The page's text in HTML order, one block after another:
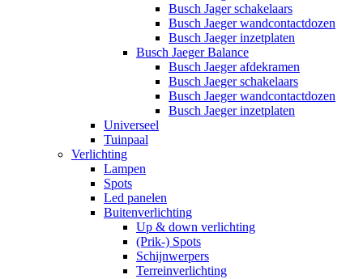
Busch Jager schakelaars
Busch Jaeger wandcontactdozen
Busch Jaeger inzetplaten
Busch Jaeger Balance
Busch Jaeger afdekramen
Busch Jaeger schakelaars
Busch Jaeger wandcontactdozen
Busch Jaeger inzetplaten
Universeel
Tuinpaal
Verlichting
Lampen
Spots
Led panelen
Buitenverlichting
Up & down verlichting
(Prik-) Spots
Schijnwerpers
Terreinverlichting